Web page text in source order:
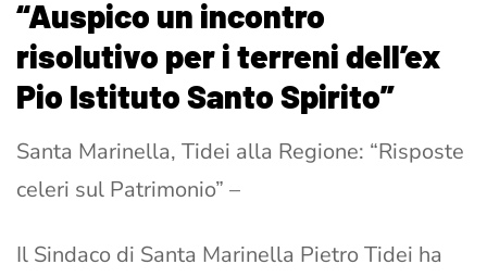
“Auspico un incontro
risolutivo per i terreni dell’ex
Pio Istituto Santo Spirito”
Santa Marinella, Tidei alla Regione: “Risposte
celeri sul Patrimonio” –
Il Sindaco di Santa Marinella Pietro Tidei ha